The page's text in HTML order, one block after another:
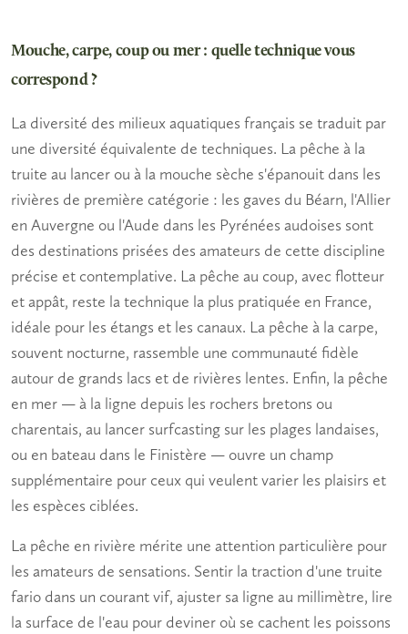
Mouche, carpe, coup ou mer : quelle technique vous
correspond ?
La diversité des milieux aquatiques français se traduit par
une diversité équivalente de techniques. La pêche à la
truite au lancer ou à la mouche sèche s'épanouit dans les
rivières de première catégorie : les gaves du Béarn, l'Allier
en Auvergne ou l'Aude dans les Pyrénées audoises sont
des destinations prisées des amateurs de cette discipline
précise et contemplative. La pêche au coup, avec flotteur
et appât, reste la technique la plus pratiquée en France,
idéale pour les étangs et les canaux. La pêche à la carpe,
souvent nocturne, rassemble une communauté fidèle
autour de grands lacs et de rivières lentes. Enfin, la pêche
en mer — à la ligne depuis les rochers bretons ou
charentais, au lancer surfcasting sur les plages landaises,
ou en bateau dans le Finistère — ouvre un champ
supplémentaire pour ceux qui veulent varier les plaisirs et
les espèces ciblées.
La pêche en rivière mérite une attention particulière pour
les amateurs de sensations. Sentir la traction d'une truite
fario dans un courant vif, ajuster sa ligne au millimètre, lire
la surface de l'eau pour deviner où se cachent les poissons